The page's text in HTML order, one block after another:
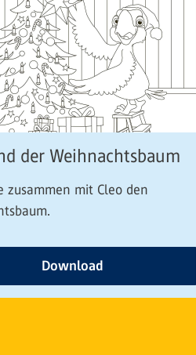
der Weihnachtsbaum
zusammen mit Cleo den
Download